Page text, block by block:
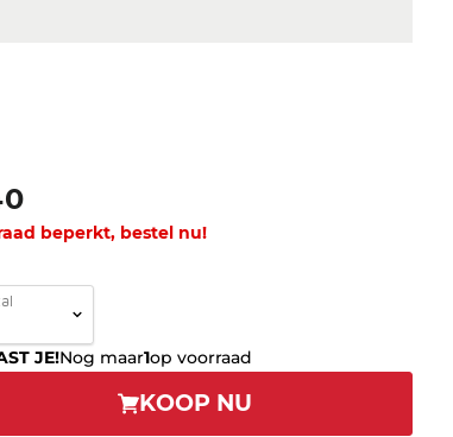
beperkt, bestel nu!
JE!Nog maar1op voorraad
KOOP NU